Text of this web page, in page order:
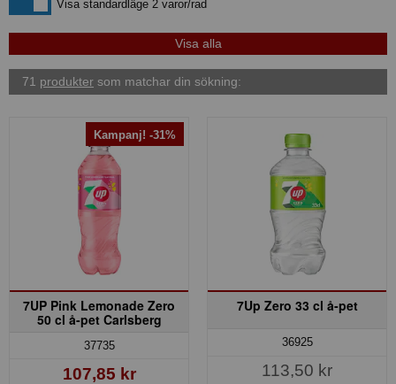
Visa standardläge 2 varor/rad
71 produkter som matchar din sökning:
Kampanj! -31%
7UP Pink Lemonade Zero
50 cl å-pet Carlsberg
37735
107,85 kr
7Up Zero 33 cl å-pet
36925
113,50 kr